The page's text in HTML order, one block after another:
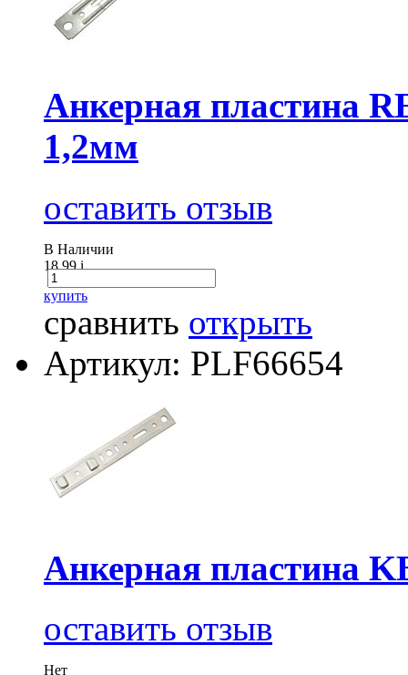
Анкерная пластина
1,2мм
оставить отзыв
В Наличии
18.99i
купить
сравнить открыть
Артикул: PLF66654
Анкерная пластина
оставить отзыв
Нет